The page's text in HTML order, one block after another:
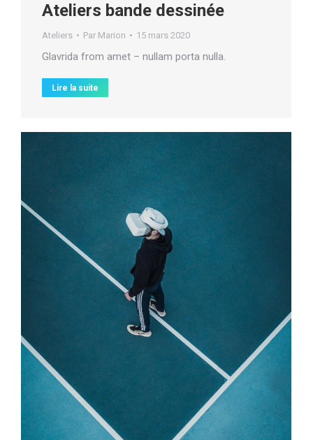
Ateliers bande dessinée
Ateliers Par Marion 15 mars 2020
Glavrida from amet – nullam porta nulla.
Lire la suite